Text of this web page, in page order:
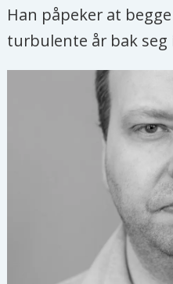
Han påpeker at
turbulente år bak seg